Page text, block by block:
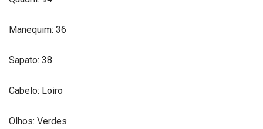
Manequim: 36
Sapato: 38
Cabelo: Loiro
Olhos: Verdes